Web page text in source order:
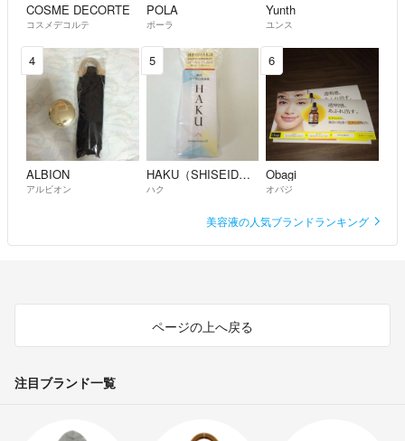
お値下げは考えておりませんm(._.)m申し訳ありません。。。
ありがとうございました。
ポイントが2700ございます。お値下げ可能でしたら即購入したいで
す。ご検討ください。
misa - 約11年前
コメントありがとうございますm(._.)m！
お待たせしてしまい、申し訳ありません(;_;)
COSME DECORTE
コスメデコルテ
POLA
ポーラ
Yunth
ユンス
4
ALBION
アルビオン
5
HAKU（SHISEIDO）
ハク
6
Obagi
オバジ
美容液の人気ブランドランキング
ページの上へ戻る
注目ブランド一覧